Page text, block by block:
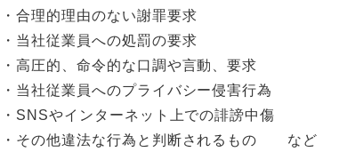
・合理的理由のない謝罪要求
・当社従業員への処罰の要求
・高圧的、命令的な口調や言動、要求
・当社従業員へのプライバシー侵害行為
・SNSやインターネット上での誹謗中傷
・その他違法な行為と判断されるもの など